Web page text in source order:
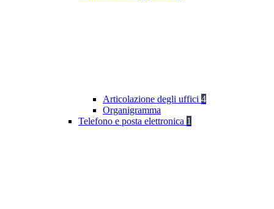
Articolazione degli uffici 4
Organigramma
Telefono e posta elettronica 1